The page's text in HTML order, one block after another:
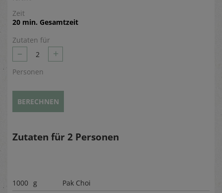
Zeit
20 min. Gesamtzeit
Zutaten für
– 2 +
Personen
BERECHNEN
Zutaten für 2 Personen
1000 g
Pak Choi